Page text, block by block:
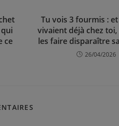
ce
Tu vois 3 fourmis : et
vivaient déjà chez
les faire disparaître
26/04/2026